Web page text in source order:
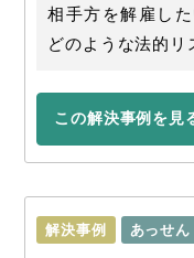
相手方を解雇し
どのような法的リ
この解決事例を見
解決事例 あっせん